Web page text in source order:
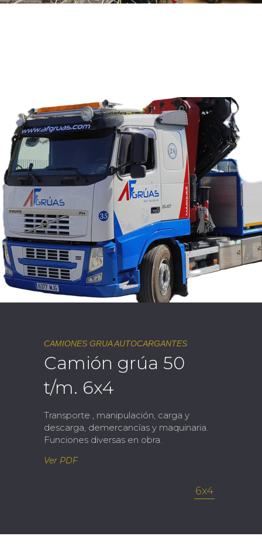
CAMIONES GRUA AUTOCARGANTES
Camión grúa 50
t/m. 6x4
Transporte , manipulación, carga y
descarga, demercancías y maquinaria.
Funciones diversas en obra.
Ver PDF
6x4